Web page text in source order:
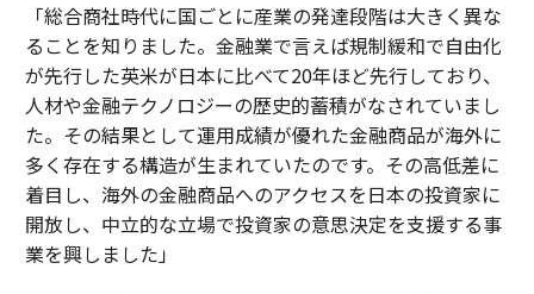
「総合商社時代に国ごとに産業の発達段階は大きく異な
ることを知りました。金融業で言えば規制緩和で自由化
が先行した英米が日本に比べて20年ほど先行しており、
人材や金融テクノロジーの歴史的蓄積がなされていまし
た。その結果として運用成績が優れた金融商品が海外に
多く存在する構造が生まれていたのです。その高低差に
着目し、海外の金融商品へのアクセスを日本の投資家に
開放し、中立的な立場で投資家の意思決定を支援する事
業を興しました」